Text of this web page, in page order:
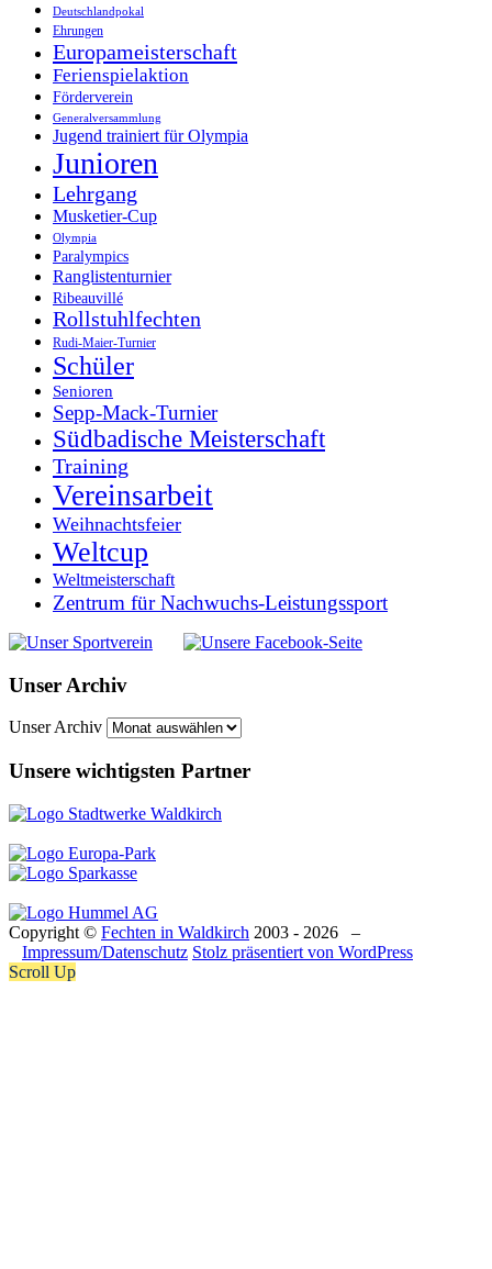
Deutschlandpokal
Ehrungen
Europameisterschaft
Ferienspielaktion
Förderverein
Generalversammlung
Jugend trainiert für Olympia
Junioren
Lehrgang
Musketier-Cup
Olympia
Paralympics
Ranglistenturnier
Ribeauvillé
Rollstuhlfechten
Rudi-Maier-Turnier
Schüler
Senioren
Sepp-Mack-Turnier
Südbadische Meisterschaft
Training
Vereinsarbeit
Weihnachtsfeier
Weltcup
Weltmeisterschaft
Zentrum für Nachwuchs-Leistungssport
Unser Archiv
Unser Archiv
Unsere wichtigsten Partner
Copyright © Fechten in Waldkirch 2003 - 2026 –
Impressum/Datenschutz Stolz präsentiert von WordPress
Scroll Up